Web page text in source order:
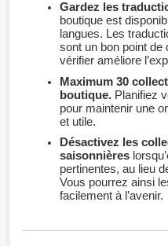
Gardez les
boutique est
langues. Les
sont un bon point de
vérifier améliore
Maximum 30
boutique. Planifiez
pour maintenir une
et utile.
Désactivez les
saisonnières
pertinentes, au lieu
Vous pourrez ainsi
facilement à l’avenir.